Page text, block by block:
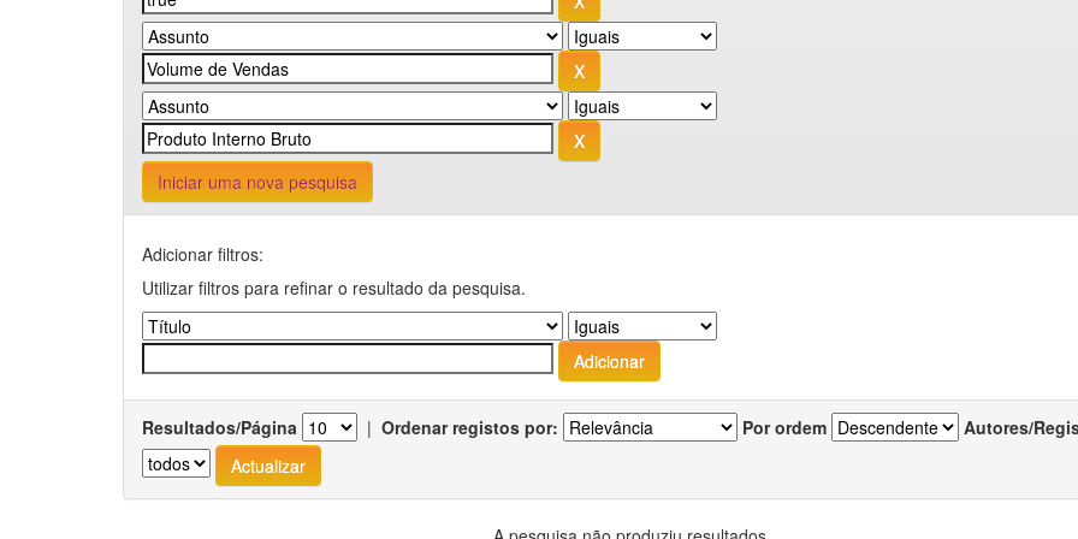
Iniciar uma nova pesquisa
Adicionar filtros:
Utilizar filtros para refinar o resultado da pesquisa.
Resultados/Página | Ordenar registos por: Por ordem Autores/